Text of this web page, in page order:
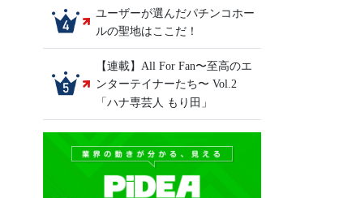
ユーザーが選んだパチンコホー
ルの聖地はここだ！
【連載】All For Fan〜至高のエ
ンターテイナーたち〜 Vol.2
「ハナ専芸人 もり田」